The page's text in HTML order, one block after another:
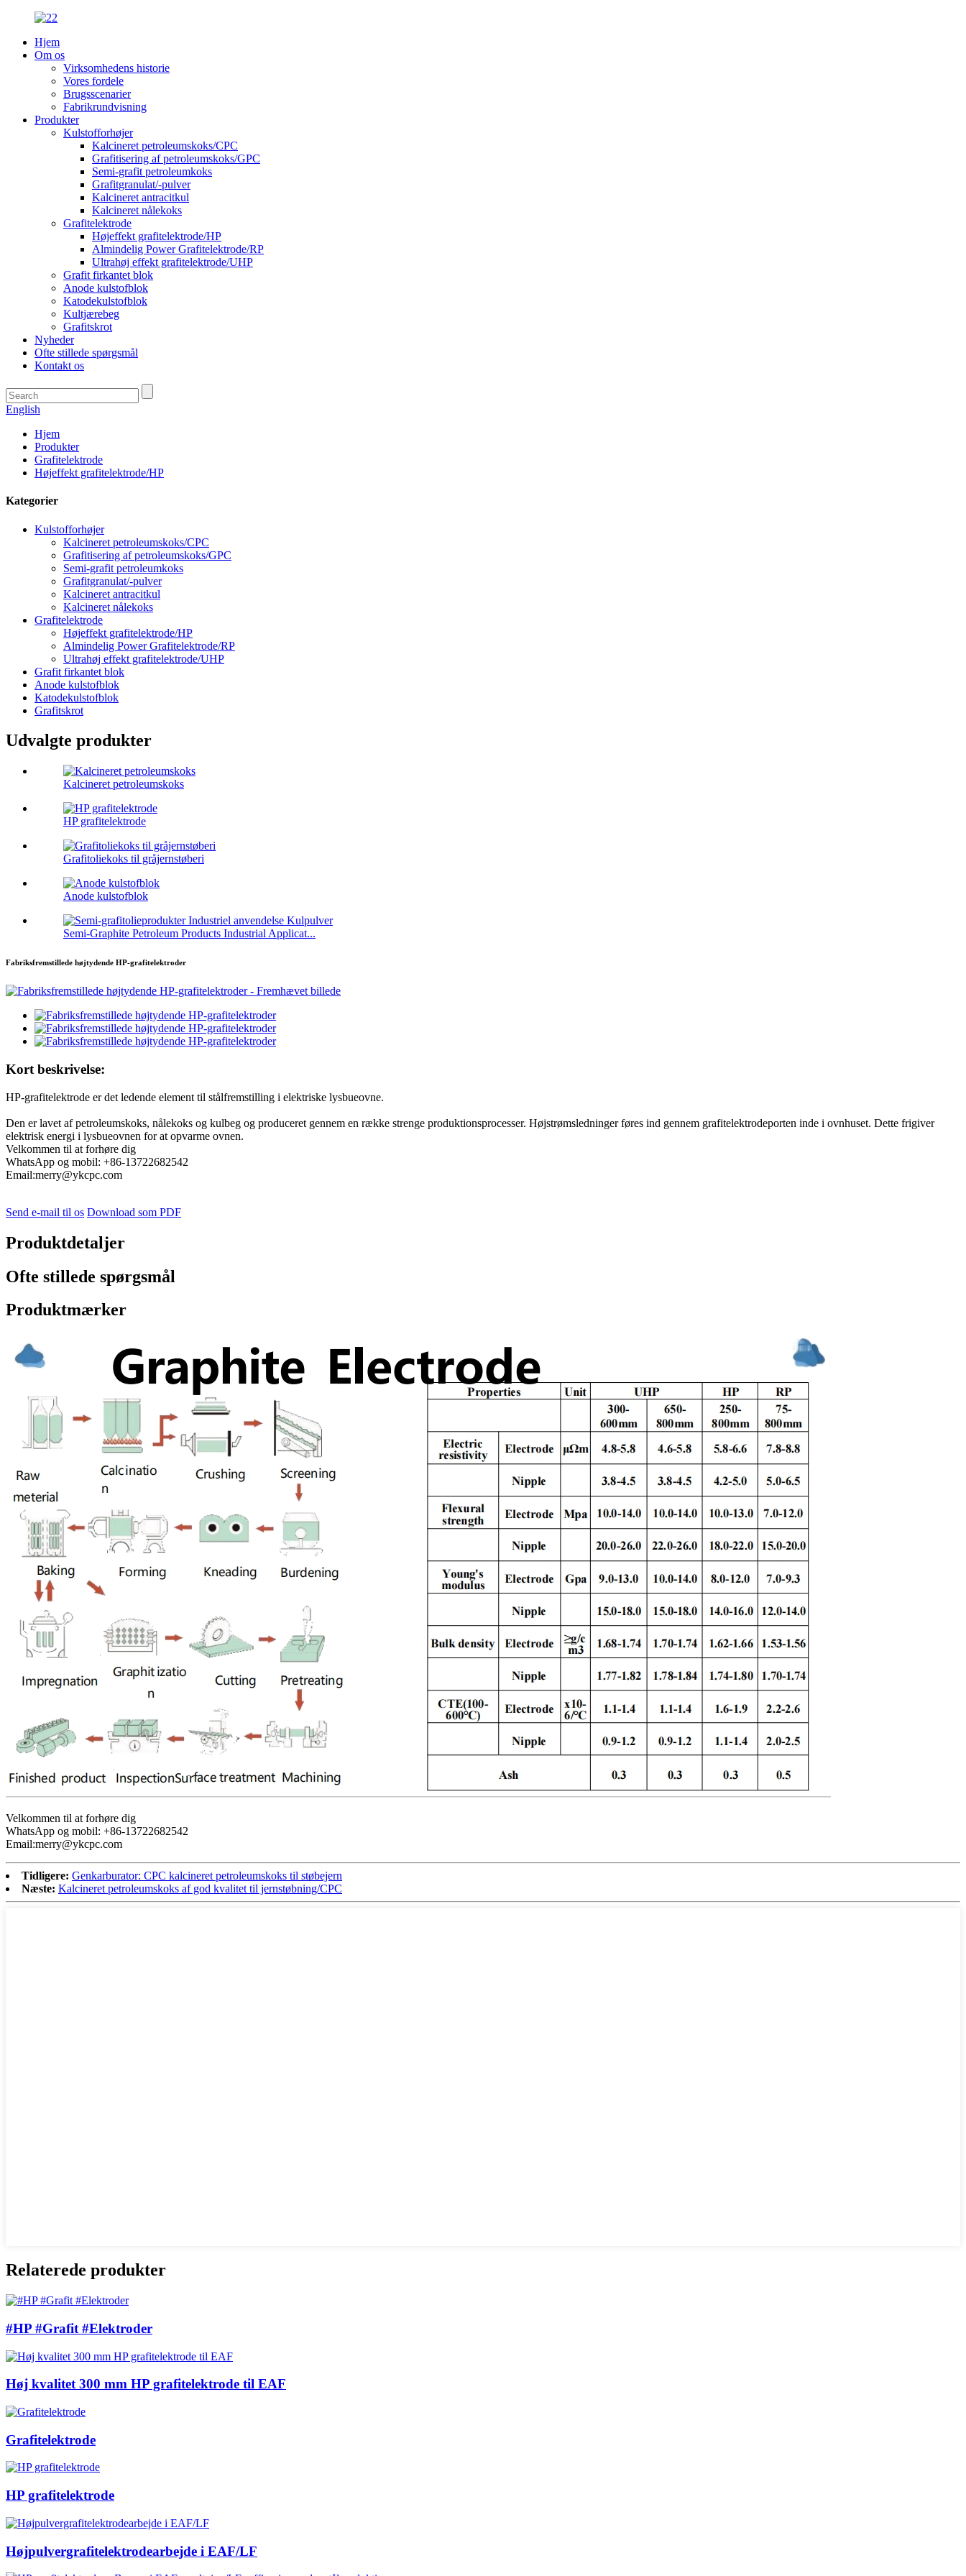
Hjem
Om os
Virksomhedens historie
Vores fordele
Brugsscenarier
Fabrikrundvisning
Produkter
Kulstofforhøjer
Kalcineret petroleumskoks/CPC
Grafitisering af petroleumskoks/GPC
Semi-grafit petroleumkoks
Grafitgranulat/-pulver
Kalcineret antracitkul
Kalcineret nålekoks
Grafitelektrode
Højeffekt grafitelektrode/HP
Almindelig Power Grafitelektrode/RP
Ultrahøj effekt grafitelektrode/UHP
Grafit firkantet blok
Anode kulstofblok
Katodekulstofblok
Kultjærebeg
Grafitskrot
Nyheder
Ofte stillede spørgsmål
Kontakt os
English
Hjem
Produkter
Grafitelektrode
Højeffekt grafitelektrode/HP
Kategorier
Kulstofforhøjer
Kalcineret petroleumskoks/CPC
Grafitisering af petroleumskoks/GPC
Semi-grafit petroleumkoks
Grafitgranulat/-pulver
Kalcineret antracitkul
Kalcineret nålekoks
Grafitelektrode
Højeffekt grafitelektrode/HP
Almindelig Power Grafitelektrode/RP
Ultrahøj effekt grafitelektrode/UHP
Grafit firkantet blok
Anode kulstofblok
Katodekulstofblok
Grafitskrot
Udvalgte produkter
Kalcineret petroleumskoks
HP grafitelektrode
Grafitoliekoks til gråjernstøberi
Anode kulstofblok
Semi-Graphite Petroleum Products Industrial Applicat...
Fabriksfremstillede højtydende HP-grafitelektroder
Kort beskrivelse:
HP-grafitelektrode er det ledende element til stålfremstilling i elektriske lysbueovne.
Den er lavet af petroleumskoks, nålekoks og kulbeg og produceret gennem en række strenge produktionsprocesser. Højstrømsledninger føres ind gennem grafitelektrodeporten inde i ovnhuset. Dette frigiver
elektrisk energi i lysbueovnen for at opvarme ovnen.
Velkommen til at forhøre dig
WhatsApp og mobil: +86-13722682542
Email:merry@ykcpc.com
Send e-mail til os Download som PDF
Produktdetaljer
Ofte stillede spørgsmål
Produktmærker
Velkommen til at forhøre dig
WhatsApp og mobil: +86-13722682542
Email:merry@ykcpc.com
Tidligere: Genkarburator: CPC kalcineret petroleumskoks til støbejern
Næste: Kalcineret petroleumskoks af god kvalitet til jernstøbning/CPC
Relaterede produkter
#HP #Grafit #Elektroder
Høj kvalitet 300 mm HP grafitelektrode til EAF
Grafitelektrode
HP grafitelektrode
Højpulvergrafitelektrodearbejde i EAF/LF